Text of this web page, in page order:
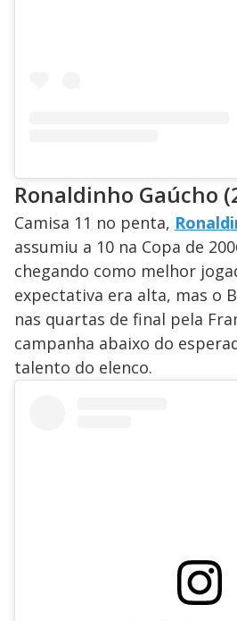
Ronaldinho Gaúcho
Camisa 11 no penta,
assumiu a 10 na Copa de
chegando como melhor
expectativa era alta, mas o
nas quartas de final pela
campanha abaixo do
talento do elenco.